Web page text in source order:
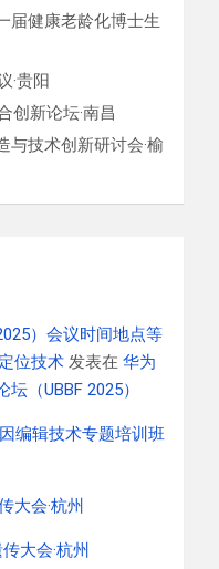
届健康老龄化博士生
·贵阳
创新论坛·南昌
与技术创新研讨会·榆
）会议时间地点等
位技术 发表在华为
（UBBF 2025）
编辑技术专题培训班
大会·杭州
大会·杭州